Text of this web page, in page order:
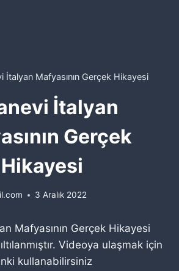
İtalyan Mafyasının Gerçek Hikayesi
İtalyan
Gerçek
Hikayesi
3 Aralık 2022
Mafyasının Gerçek Hikayesi
Videoya ulaşmak için
kullanabilirsiniz